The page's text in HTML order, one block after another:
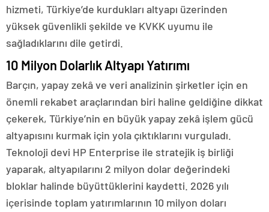
hizmeti, Türkiye’de kurdukları altyapı üzerinden
yüksek güvenlikli şekilde ve KVKK uyumu ile
sağladıklarını dile getirdi.
10 Milyon Dolarlık Altyapı Yatırımı
Barçın, yapay zekâ ve veri analizinin şirketler için en
önemli rekabet araçlarından biri haline geldiğine dikkat
çekerek, Türkiye’nin en büyük yapay zekâ işlem gücü
altyapısını kurmak için yola çıktıklarını vurguladı.
Teknoloji devi HP Enterprise ile stratejik iş birliği
yaparak, altyapılarını 2 milyon dolar değerindeki
bloklar halinde büyüttüklerini kaydetti. 2026 yılı
içerisinde toplam yatırımlarının 10 milyon doları